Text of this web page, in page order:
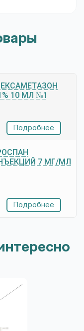
10 МЛ №1
Подробнее
7 МГ/МЛ
Подробнее